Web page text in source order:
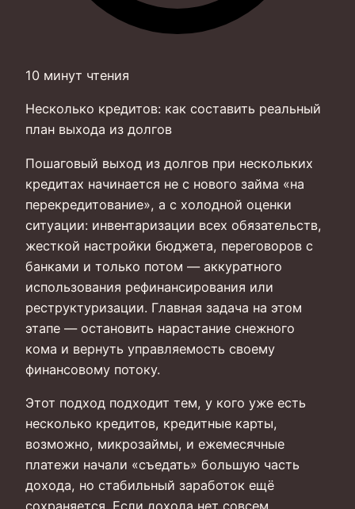
10 минут чтения
Несколько кредитов: как составить реальный
план выхода из долгов
Пошаговый выход из долгов при нескольких
кредитах начинается не с нового займа «на
перекредитование», а с холодной оценки
ситуации: инвентаризации всех обязательств,
жесткой настройки бюджета, переговоров с
банками и только потом — аккуратного
использования рефинансирования или
реструктуризации. Главная задача на этом
этапе — остановить нарастание снежного
кома и вернуть управляемость своему
финансовому потоку.
Этот подход подходит тем, у кого уже есть
несколько кредитов, кредитные карты,
возможно, микрозаймы, и ежемесячные
платежи начали «съедать» большую часть
дохода, но стабильный заработок ещё
сохраняется. Если дохода нет совсем,